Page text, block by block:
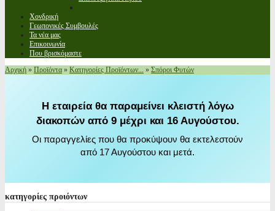
Χονδρική
Γεωπονικές Συμβουλές
Τα νέα μας
Επικοινωνία
Που βρισκόμαστε
Αρχική » Προϊόντα » Κατηγορίες Προϊόντων... » Σπόροι Φυτών
Η εταιρεία θα παραμείνει κλειστή λόγω
διακοπών από 9 μέχρι και 16 Αυγούστου.
Οι παραγγελίες που θα προκύψουν θα εκτελεστούν
από 17 Αυγούστου και μετά.
κατηγορίες προιόντων